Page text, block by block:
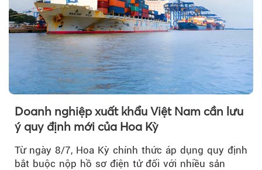
Doanh nghiệp xuất khẩu Việt Nam cần lưu
ý quy định mới của Hoa Kỳ
Từ ngày 8/7, Hoa Kỳ chính thức áp dụng quy định
bắt buộc nộp hồ sơ điện tử đối với nhiều sản